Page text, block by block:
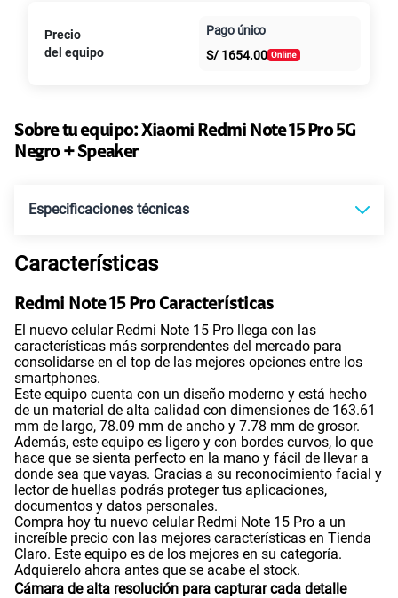
Paga solo
125GBen alta velocidad
S/
Paga solo S/95.90
Al contado Cuotas Claro
intereses
Precio
del equipo
Pago único
S/ 1654.00
Sobre tu equipo:Xiaomi Redmi Note 15 Pro 5G
Negro + Speaker
Especificaciones técnicas
Tecnología de Pantalla
Sistema operativo Android 15
Procesador MTK D7400 Ultra
Tamaño de Pantalla 6.83"
WiFI Si
Características
Redmi Note 15 Pro Características
El nuevo celular Redmi Note 15 Pro llega con las
características más sorprendentes del mercado para
consolidarse en el top de las mejores opciones entre los
smartphones.
Este equipo cuenta con un diseño moderno y está hecho
de un material de alta calidad con dimensiones de 163.61
mm de largo, 78.09 mm de ancho y 7.78 mm de grosor.
Además, este equipo es ligero y con bordes curvos, lo que
hace que se sienta perfecto en la mano y fácil de llevar a
donde sea que vayas. Gracias a su reconocimiento facial y
lector de huellas podrás proteger tus aplicaciones,
documentos y datos personales.
Compra hoy tu nuevo celular Redmi Note 15 Pro a un
increíble precio con las mejores características en Tienda
Claro. Este equipo es de los mejores en su categoría.
Adquierelo ahora antes que se acabe el stock.
Cámara de alta resolución para capturar cada detalle